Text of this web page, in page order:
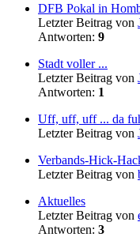
DFB Pokal in
Letzter Beitrag von
Antworten: 9
Stadt voller ...
Letzter Beitrag von
Antworten: 1
Uff, uff, uff ... da
Letzter Beitrag von
Verbands-Hick-
Letzter Beitrag von
Aktuelles
Letzter Beitrag von
Antworten: 3